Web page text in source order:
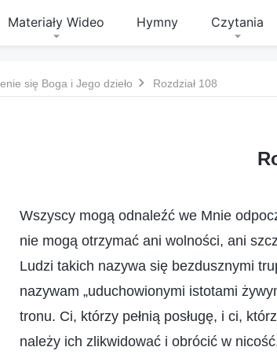
Materiały Wideo Hymny Czytania
się Boga i Jego dzieło Rozdział 108
Wszyscy mogą odnaleźć we Mnie
nie mogą otrzymać ani wolności, ani
Ludzi takich nazywa się bezdusznymi
nazywam „uduchowionymi istotami
tronu. Ci, którzy pełnią posługę, i ci,
należy ich zlikwidować i obrócić w